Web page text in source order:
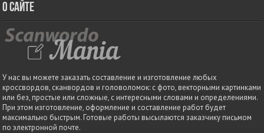
О сайте
У нас вы можете заказать составление и изготовление любых
кроссвордов, сканвордов и головоломок: с фото, векторными картинками
или без, простые или сложные, с интересными словами и определениями.
При этом изготовление, оформление и составление работ будет
максимально быстрым. Готовые работы высылаются заказчику письмом
по электронной почте.